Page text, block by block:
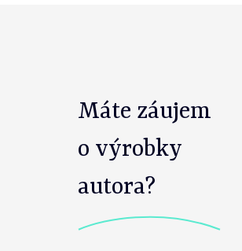
Máte záujem
o výrobky
autora?